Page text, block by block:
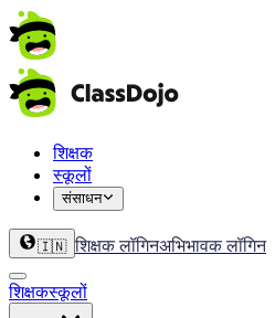
शिक्षक
स्कूलों
संसाधन
🇮🇳 शिक्षक लॉगिनअभिभावक लॉगिन
शिक्षकस्कूलों